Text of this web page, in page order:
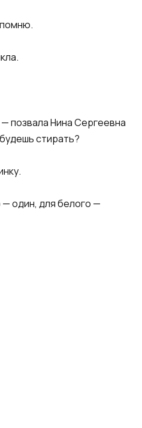
позвала Нина Сергеевна
стирать?
один, для белого —